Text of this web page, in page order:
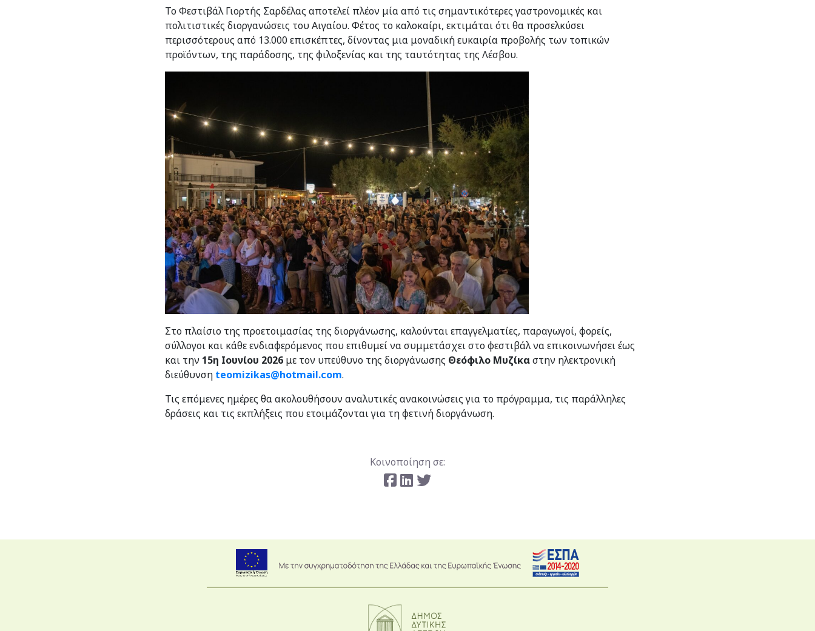
Το Φεστιβάλ Γιορτής Σαρδέλας αποτελεί πλέον μία από τις σημαντικότερες γαστρονομικές και
πολιτιστικές διοργανώσεις του Αιγαίου. Φέτος το καλοκαίρι, εκτιμάται ότι θα προσελκύσει
περισσότερους από 13.000 επισκέπτες, δίνοντας μια μοναδική ευκαιρία προβολής των τοπικών
προϊόντων, της παράδοσης, της φιλοξενίας και της ταυτότητας της Λέσβου.
Στο πλαίσιο της προετοιμασίας της διοργάνωσης, καλούνται επαγγελματίες, παραγωγοί, φορείς,
σύλλογοι και κάθε ενδιαφερόμενος που επιθυμεί να συμμετάσχει στο φεστιβάλ να επικοινωνήσει έως
και την 15η Ιουνίου 2026 με τον υπεύθυνο της διοργάνωσης Θεόφιλο Μυζίκαστην ηλεκτρονική
διεύθυνση teomizikas@hotmail.com.
Τις επόμενες ημέρες θα ακολουθήσουν αναλυτικές ανακοινώσεις για το πρόγραμμα, τις παράλληλες
δράσεις και τις εκπλήξεις που ετοιμάζονται για τη φετινή διοργάνωση.
Κοινοποίηση σε: